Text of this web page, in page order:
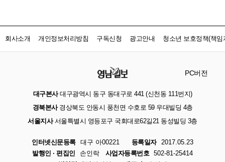
회사소개 개인정보처리방침 구독신청 광고안내 청소년 보호정책(책임
PC버전
대구본사대구광역시 동구 동대구로 441 (신천동 111번지)
경북본사경상북도 안동시 풍천면 수호로 59 우대빌딩 4층
서울지사서울특별시 영등포구 국회대로62길21 동성빌딩 3층
인터넷신문등록 대구 아00221 등록일자
2017.05.23
발행인 · 편집인
손인락 사업자등록번호 502-81-25414